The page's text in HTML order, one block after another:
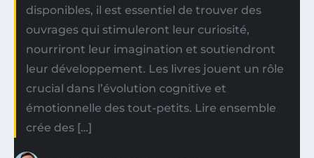
disponibles, il est essentiel de trouver des
ouvrages qui stimuleront leur curiosité,
nourriront leur imagination et soutiendront
leur développement. Les livres jouent un rôle
crucial dans l’évolution cognitive et
émotionnelle des tout-petits. Lire ensemble
crée des […]